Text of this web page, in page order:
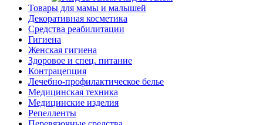
Товары для мамы и малышей
Декоративная косметика
Средства реабилитации
Гигиена
Женская гигиена
Здоровое и спец. питание
Контрацепция
Лечебно-профилактическое белье
Медицинская техника
Медицинские изделия
Репелленты